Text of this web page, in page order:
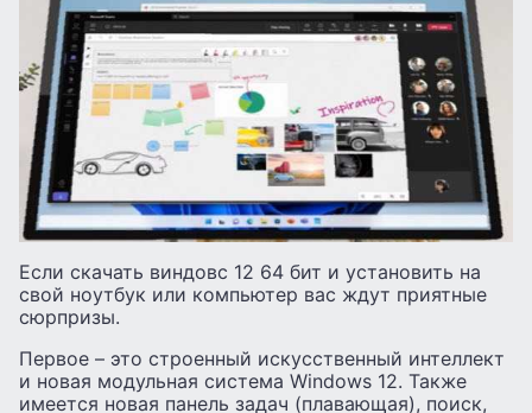
Если скачать виндовс 12 64 бит и установить на
свой ноутбук или компьютер вас ждут приятные
сюрпризы.
Первое – это строенный искусственный интеллект
и новая модульная система Windows 12. Также
имеется новая панель задач (плавающая), поиск,